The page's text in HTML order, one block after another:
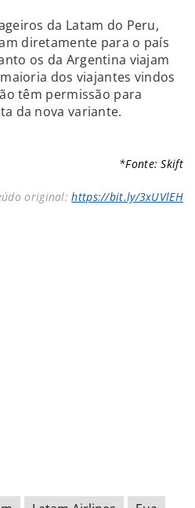
da Latam do Peru,
diretamente para o país
os da Argentina viajam
dos viajantes vindos
têm permissão para
da nova variante.
*Fonte: Skift
original:https://bit.ly/3xUVlEH